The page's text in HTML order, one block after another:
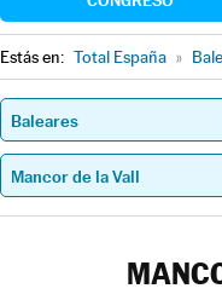
Estás en: Total España »